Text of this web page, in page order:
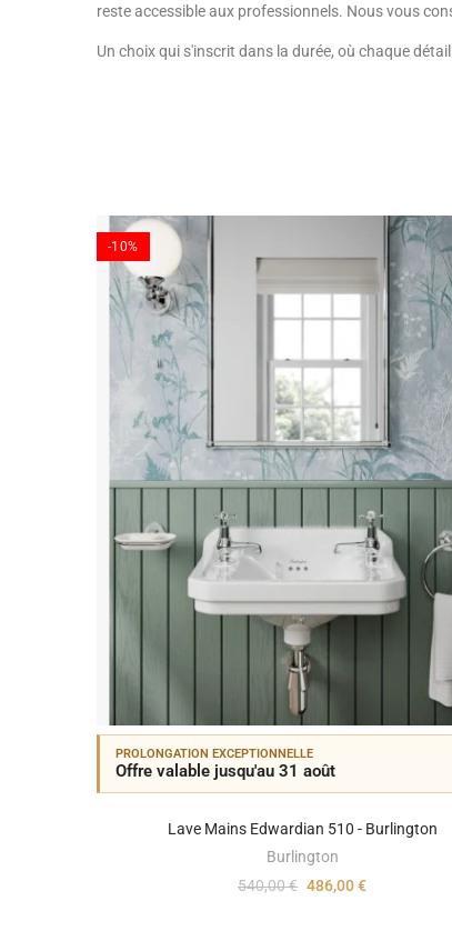
reste accessible aux professionnels. Nous vous
Un choix qui s'inscrit dans la durée, où chaque
-10%
PROLONGATION EXCEPTIONNELLE
Offre valable jusqu'au 31 août
Lave Mains Edwardian 510 - Burlington
Burlington
540,00 € 486,00 €